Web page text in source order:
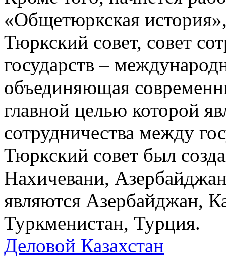
«Общетюркская
Тюркский совет, совет
государств –
объединяющая
главной целью которой
сотрудничества между
Тюркский совет был
Нахичевани,
являются Азербайджан,
Туркменистан, Турция.
Деловой Казахстан